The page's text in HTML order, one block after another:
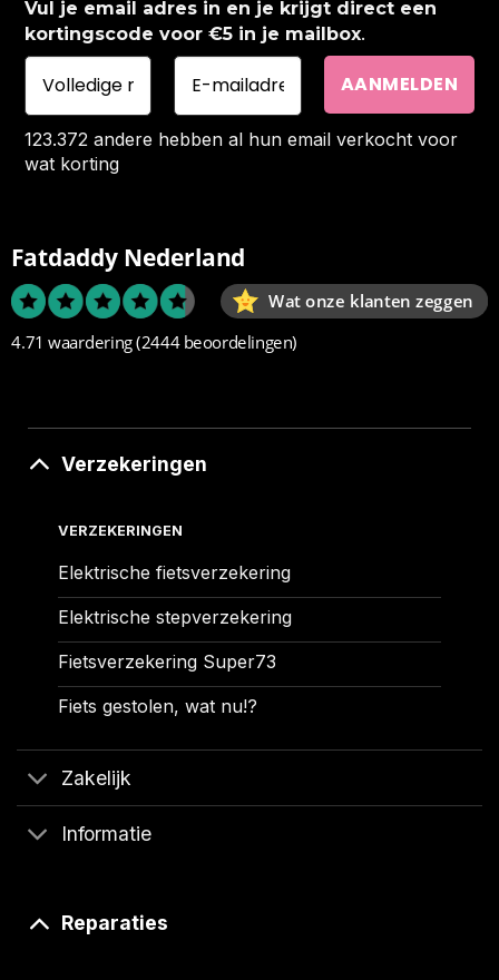
Vul je email adres in en je krijgt direct een
kortingscode voor €5 in je mailbox.
123.372 andere hebben al hun email verkocht voor
wat korting
Fatdaddy Nederland
Wat onze klanten zeggen
4.71 waardering(2444 beoordelingen)
Verzekeringen
VERZEKERINGEN
Elektrische fietsverzekering
Elektrische stepverzekering
Fietsverzekering Super73
Fiets gestolen, wat nu!?
Zakelijk
Informatie
Reparaties